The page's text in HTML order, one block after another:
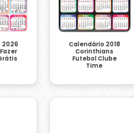
2026
Calendário 2018
Corinthians
Futebol Clube
Time